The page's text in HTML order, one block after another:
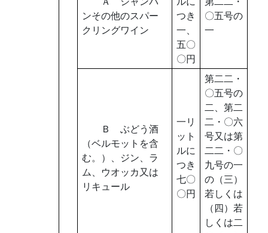
ンその他のスパー
クリングワイン
つき
一、
五〇
〇円
〇五号の
一
Ｂ ぶどう酒
（ベルモットを含
む。）、ジン、ラ
ム、ウオッカ又は
リキュール
一リ
ット
ルに
つき
七〇
〇円
第二二・
〇五号の
二、第二
二・〇六
号又は第
二二・〇
九号の一
の（三）
若しくは
（四）若
しくは二